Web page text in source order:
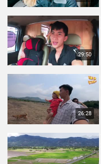
29:50
26:28